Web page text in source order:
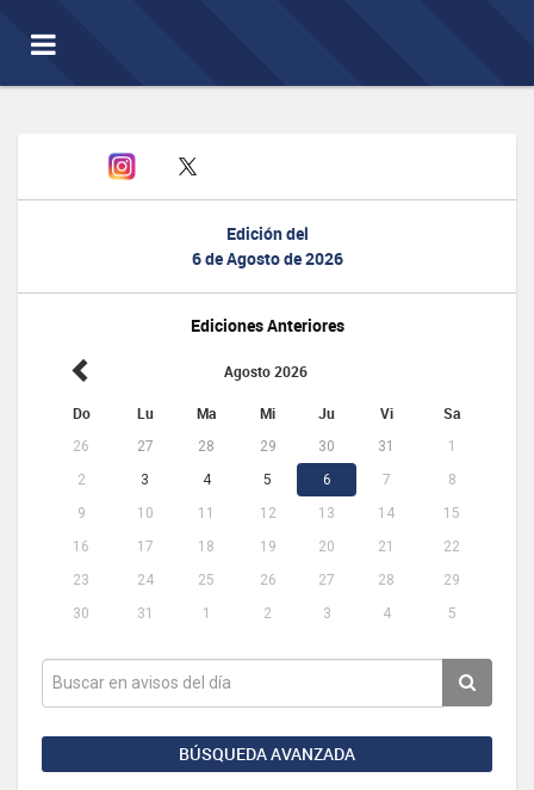
Toggle
navigation
Edición del
6 de Agosto de 2026
Ediciones Anteriores
Agosto 2026
Do Lu Ma Mi Ju Vi Sa
26 27 28 29 30 31
1
2
3 4 5 6 7
8
9
10 11 12 13 14
15
16
17 18 19 20 21
22
23
24 25 26 27 28
29
30
31 1 2 3 4 5
BÚSQUEDA AVANZADA